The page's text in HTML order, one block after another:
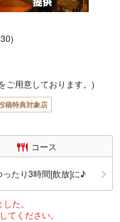
ご用意しております。)
稿特典対象店
コース
たり3時間[飲放]に♪
た。
てください。